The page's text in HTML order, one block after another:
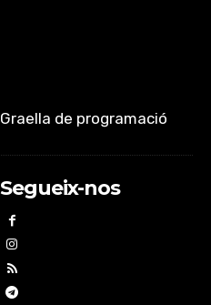
Graella de programació
Segueix-nos